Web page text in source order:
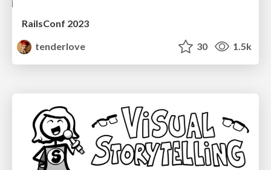
RailsConf 2023
tenderlove
30 1.5k